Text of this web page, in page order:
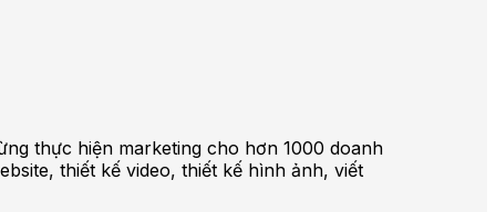
thực hiện marketing cho hơn 1000 doanh
thiết kế video, thiết kế hình ảnh, viết